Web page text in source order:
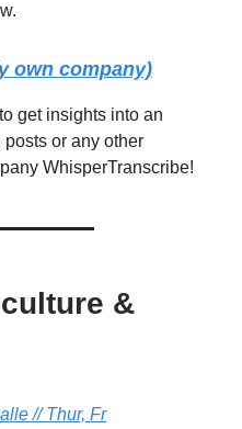
own company)
get insights into an
or any other
WhisperTranscribe!
&
// Thur, Fr